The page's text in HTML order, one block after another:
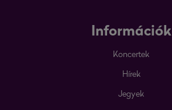
Információk
Koncertek
Hírek
Jegyek